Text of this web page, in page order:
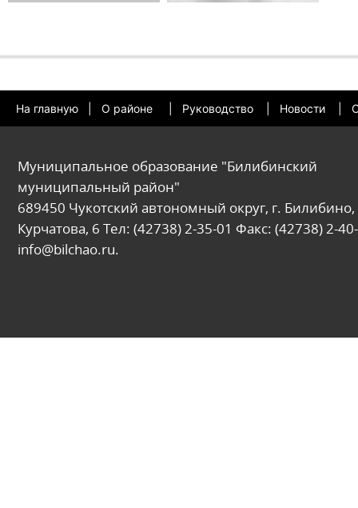
На главную О районе Руководство Новости
Муниципальное образование "Билибинский
муниципальный район"
689450 Чукотский автономный округ, г. Билибино,
Курчатова, 6 Тел: (42738) 2-35-01 Факс: (42738) 2-
info@bilchao.ru.